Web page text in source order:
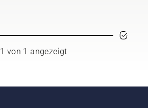
1 von 1 angezeigt